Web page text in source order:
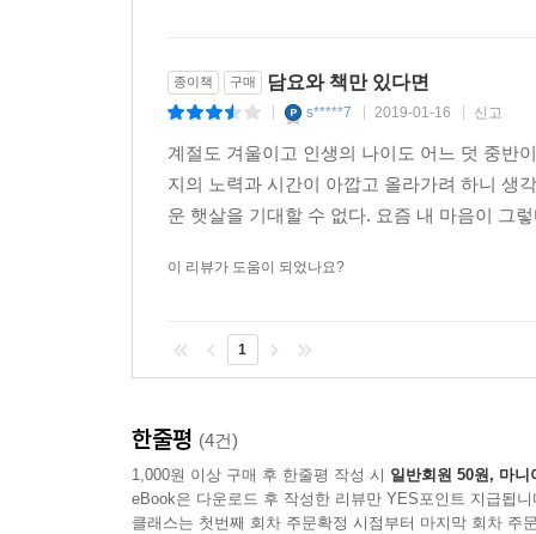
종이책 구매 담요와 책만 있다면
s*****7 2019-01-16 신고
계절도 겨울이고 인생의 나이도 어느 덧 중반
지의 노력과 시간이 아깝고 올라가려 하니 생
운 햇살을 기대할 수 없다. 요즘 내 마음이 그
이 리뷰가 도움이 되었나요?
1
한줄평 (4건)
1,000원 이상 구매 후 한줄평 작성 시 일반회원 50원, 마니
eBook은 다운로드 후 작성한 리뷰만 YES포인트 지급됩니
클래스는 첫번째 회차 주문확정 시점부터 마지막 회차 주